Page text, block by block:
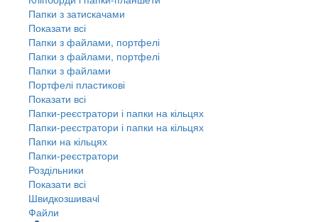
Папки з затискачами
Показати всі
Папки з файлами, портфелі
Папки з файлами, портфелі
Папки з файлами
Портфелі пластикові
Показати всі
Папки-реєстратори і папки на кільцях
Папки-реєстратори і папки на кільцях
Папки на кільцях
Папки-реєстратори
Роздільники
Показати всі
Швидкозшивачi
Файли